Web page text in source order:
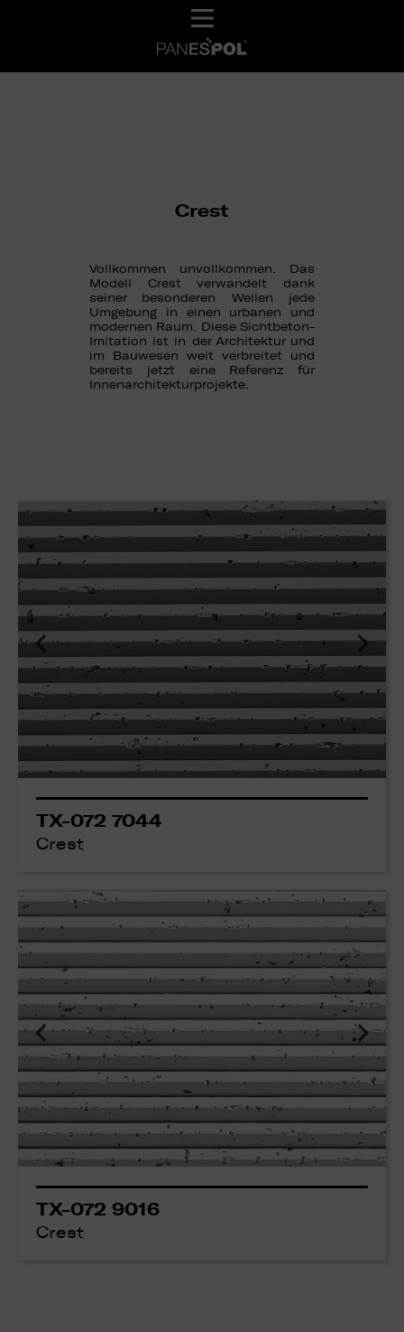
Crest
Vollkommen unvollkommen. Das
Modell Crest verwandelt dank
seiner besonderen Wellen jede
Umgebung in einen urbanen und
modernen Raum. Diese Sichtbeton-
Imitation ist in der Architektur und
im Bauwesen weit verbreitet und
bereits jetzt eine Referenz für
Innenarchitekturprojekte.
TX-072 7044
Crest
TX-072 9016
Crest